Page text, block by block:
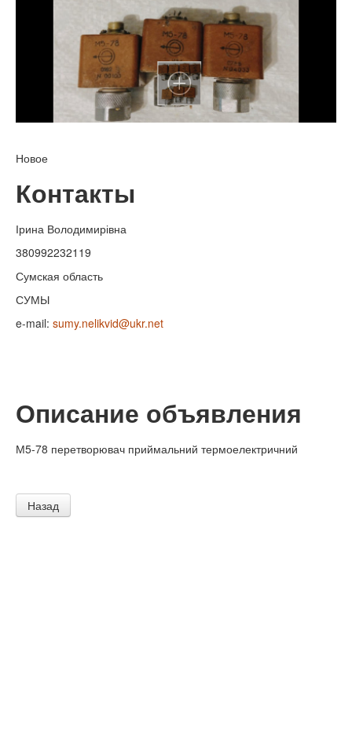
Новое
Контакты
Ірина Володимирівна
380992232119
Сумская область
СУМЫ
e-mail: sumy.nelikvid@ukr.net
Описание объявления
М5-78 перетворювач приймальний термоелектричний
Назад